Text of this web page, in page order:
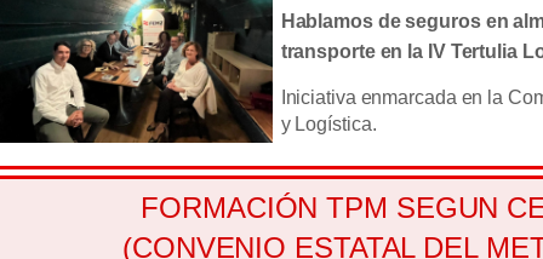
Hablamos de seguros en
transporte en la IV Tertulia
Iniciativa enmarcada en la
y Logística.
FORMACIÓN TPM SEGUN
(CONVENIO ESTATAL DEL